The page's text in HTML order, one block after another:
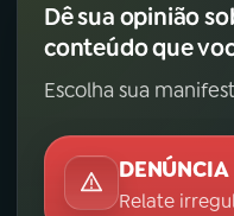
Dê sua opinião
conteúdo que
Escolha sua
DENÚNCIA
Relate